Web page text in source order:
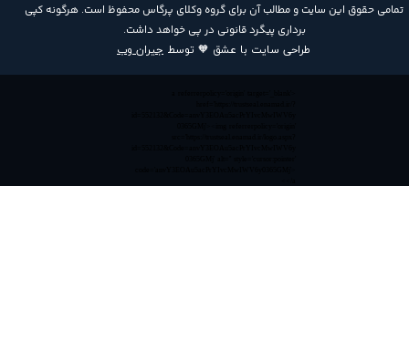
​تمامی حقوق این سایت و مطالب آن برای گروه وکلای پرگاس محفوظ است. هرگونه کپی
برداری پیگرد قانونی در پی خواهد داشت​​​​​​​.
طراحی سایت با عشق 🧡 توسط جیران وب